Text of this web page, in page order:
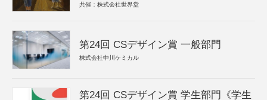
共催：株式会社世界堂
第24回 CSデザイン賞 一般部門
株式会社中川ケミカル
第24回 CSデザイン賞 学生部門《学生